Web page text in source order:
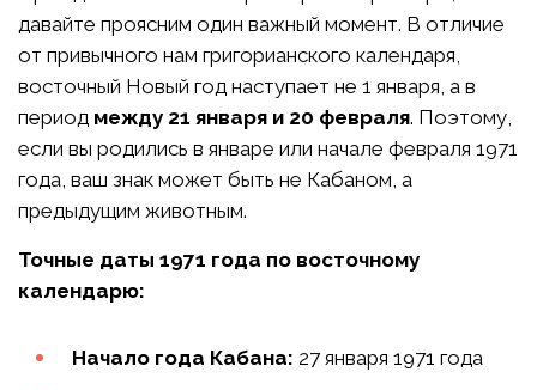
давайте проясним один важный момент. В отличие
от привычного нам григорианского календаря,
восточный Новый год наступает не 1 января, а в
период между 21 января и 20 февраля. Поэтому,
если вы родились в январе или начале февраля 1971
года, ваш знак может быть не Кабаном, а
предыдущим животным.
Точные даты 1971 года по восточному
календарю:
Начало года Кабана: 27 января 1971 года